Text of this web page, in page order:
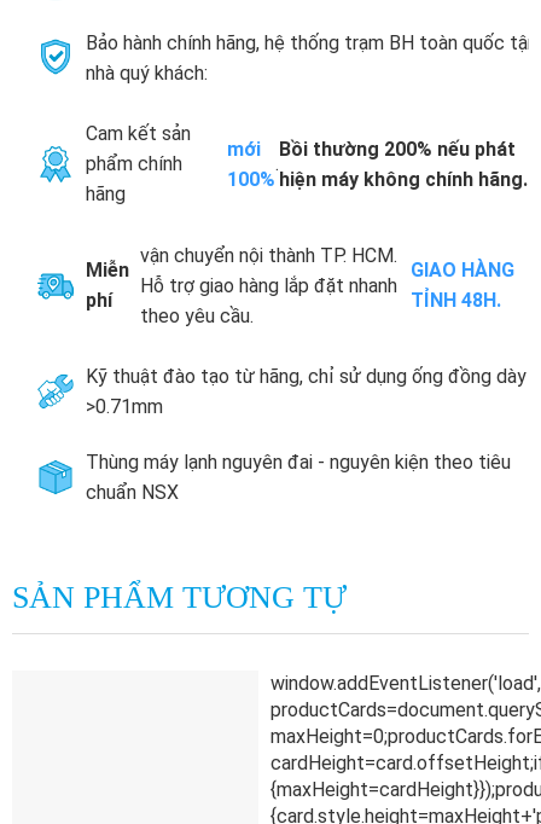
Bảo hành chính hãng, hệ thống trạm BH toàn quốc tận
nhà quý khách:
Cam kết sản
phẩm chính
hãng
mới
100%
.
Bồi thường 200% nếu phát
hiện máy không chính hãng.
Miễn
phí
vận chuyển nội thành TP. HCM.
Hỗ trợ giao hàng lắp đặt nhanh
theo yêu cầu.
GIAO HÀNG
TỈNH 48H.
Kỹ thuật đào tạo từ hãng, chỉ sử dụng ống đồng dày
>0.71mm
Thùng máy lạnh nguyên đai - nguyên kiện theo tiêu
chuẩn NSX
SẢN PHẨM TƯƠNG TỰ